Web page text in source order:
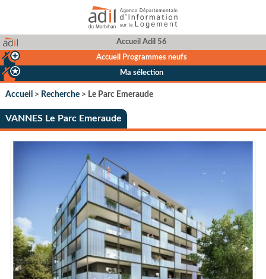
Accueil Adil 56
Accueil Programmes neufs
Ma sélection
Accueil > Recherche> Le Parc Emeraude
VANNES Le Parc Emeraude